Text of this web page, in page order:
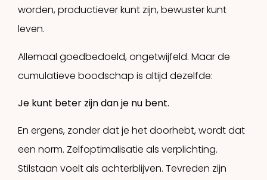
worden, productiever kunt zijn, bewuster kunt
leven.
Allemaal goedbedoeld, ongetwijfeld. Maar de
cumulatieve boodschap is altijd dezelfde:
Je kunt beter zijn dan je nu bent.
En ergens, zonder dat je het doorhebt, wordt dat
een norm. Zelfoptimalisatie als verplichting.
Stilstaan voelt als achterblijven. Tevreden zijn